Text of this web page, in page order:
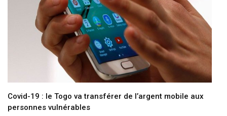
Covid-19 : le Togo va transférer de l’argent mobile aux
personnes vulnérables